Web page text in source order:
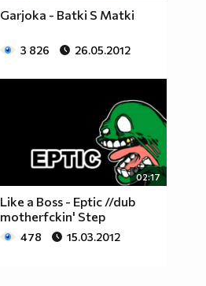
Garjoka - Batki S Matki
3 826 26.05.2012
02:17
Like a Boss - Eptic //dub
motherfckin' Step
478 15.03.2012